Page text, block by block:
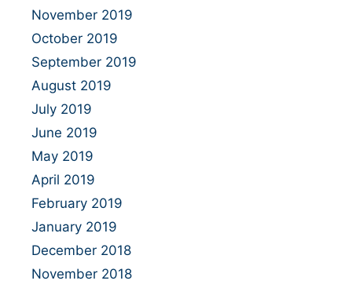
November 2019
October 2019
September 2019
August 2019
July 2019
June 2019
May 2019
April 2019
February 2019
January 2019
December 2018
November 2018